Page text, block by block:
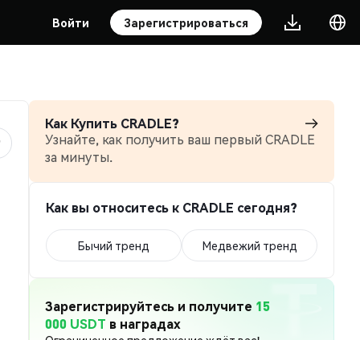
Войти Зарегистрироваться
Как Купить CRADLE?
Узнайте, как получить ваш первый CRADLE
за минуты.
Как вы относитесь к CRADLE сегодня?
Бычий тренд Медвежий тренд
Зарегистрируйтесь и получите 15
000 USDT в наградах